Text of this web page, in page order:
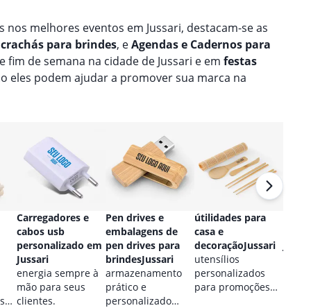
nos melhores eventos em Jussari, destacam-se as
para brindes, eAgendas e Cadernos para
de semana na cidade de Jussari e em festas
eles podem ajudar a promover sua marca na
Carregadores e
cabos usb
personalizado em
Jussari
energia sempre à
mão para seus
clientes.
Pen drives e
embalagens de
pen drives para
brindesJussari
armazenamento
prático e
personalizado
útilidades para
casa e
decoraçãoJussari
utensílios
personalizados
para promoções